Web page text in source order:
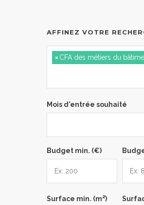
AFFINEZ VOTRE
× CFA des métiers du
Mois d'entrée souhaité
Budget min. (€)
Surface min. (m2)